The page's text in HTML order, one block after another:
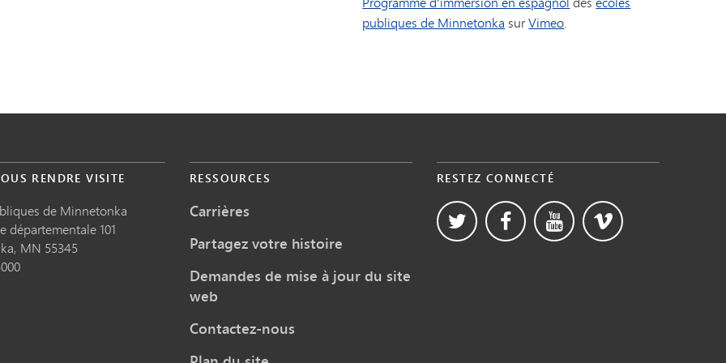
publiques de Minnetonka surVimeo.
RENDRE VISITE
de Minnetonka
départementale 101
MN 55345
RESSOURCES
Carrières
Partagez votre histoire
Demandes de mise à jour du site
web
Contactez-nous
RESTEZ CONNECTÉ